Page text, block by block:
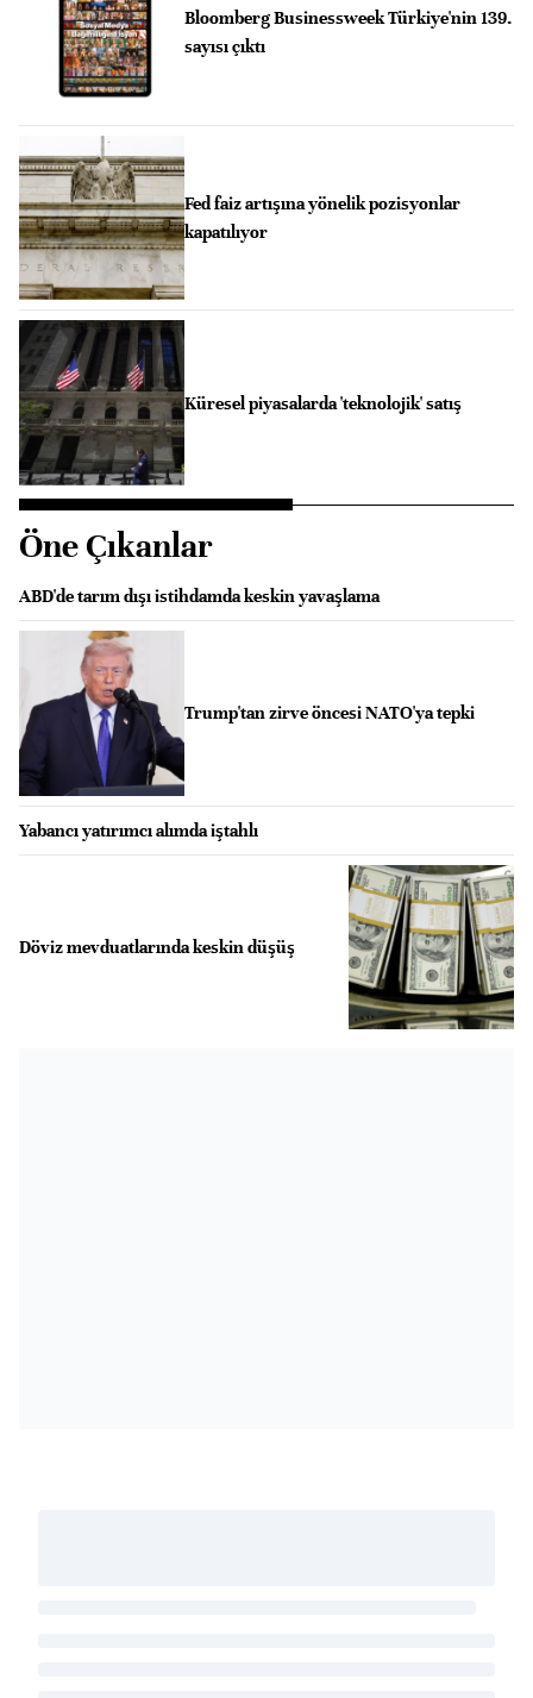
Bloomberg Businessweek Türkiye'nin 139.
sayısı çıktı
Fed faiz artışına yönelik pozisyonlar
kapatılıyor
Küresel piyasalarda 'teknolojik' satış
Öne Çıkanlar
ABD'de tarım dışı istihdamda keskin yavaşlama
Trump'tan zirve öncesi NATO'ya tepki
Yabancı yatırımcı alımda iştahlı
Döviz mevduatlarında keskin düşüş